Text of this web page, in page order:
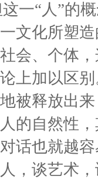
一“人”的
文化所塑
会、个体
上加以区
被释放出
的自然性
话也就越
，谈艺术